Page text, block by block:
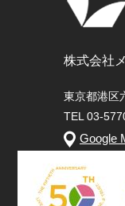
フォレストデンタ
松園病院介護医療
松園第二病院
医療法人 鴻愛会
こうのす共生病院
OKP with Life クリ
株式会社
東京都港
TEL 03-
Google